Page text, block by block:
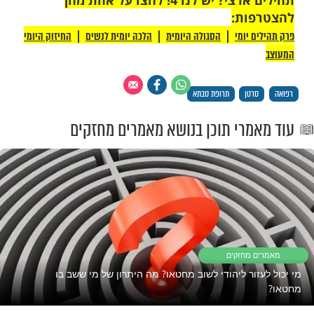
רק לקבוצת ווטסאפ אחת מבית מוקד